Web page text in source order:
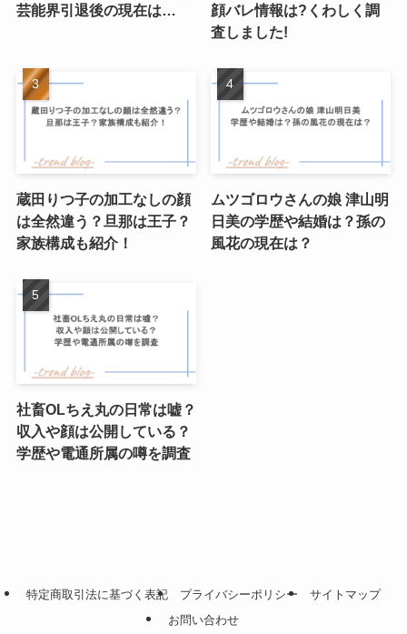
芸能界引退後の現在は…
顔バレ情報は?くわしく調
査しました!
蔵田りつ子の加工なしの顔
は全然違う？旦那は王子？
家族構成も紹介！
ムツゴロウさんの娘 津山明
日美の学歴や結婚は？孫の
風花の現在は？
社畜OLちえ丸の日常は嘘？
収入や顔は公開している？
学歴や電通所属の噂を調査
特定商取引法に基づく表記 プライバシーポリシー
サイトマップ
お問い合わせ